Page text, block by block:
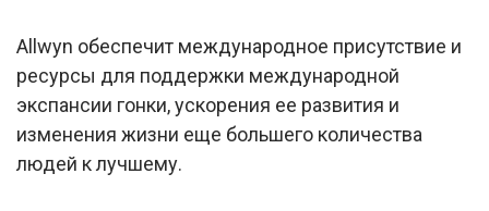
Allwyn обеспечит международное присутствие и
ресурсы для поддержки международной
экспансии гонки, ускорения ее развития и
изменения жизни еще большего количества
людей к лучшему.